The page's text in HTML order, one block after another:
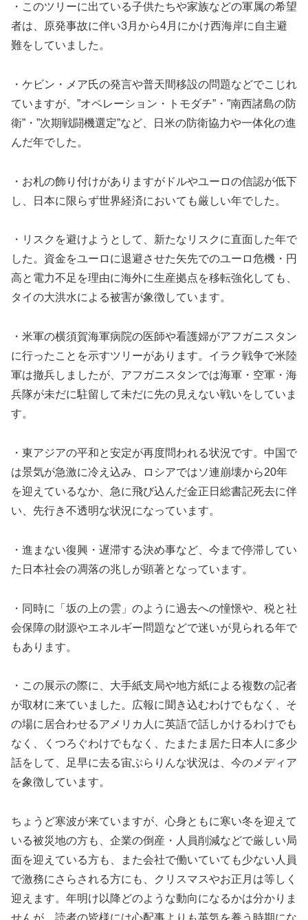
・このツリーに出ている子供たちや家族などの軍属の希望
者は、原発事故に伴い3月から4月にかけ西海岸に自主避
難をしていました。
・ケビン・メア氏の発言や普天間移設の問題などでこじれ
ていますが、”オペレーション・トモダチ”・”南西諸島の防
衛”・”次期戦闘機選定”など、日米の防衛協力や一体化の進
んだ年でした。
・お札の飾り付けがありますがドルやユーロの信認が低下
し、日本に限らず世界経済においても厳しい年でした。
・リスクを避けようとして、新たなリスクに直面した年で
した。資金をユーロに退避させた矢先でのユーロ危機・円
高と電力不足を理由に海外に生産拠点を移転強化しても、
タイの大洪水による被害が象徴しています。
・米軍の横須賀海軍病院の医師や看護婦がアフガニスタン
に行ったことを示すツリーがあります。イラク戦争で米陸
軍は撤兵しましたが、アフガニスタンでは海軍・空軍・海
兵隊が未だに駐留して未だに先の見えない戦いをしていま
す。
・東アジアの平和と安定が再度問われる状況です。中国で
は景気が急激に冷え込み、ロシアではソ連崩壊から20年
を迎えているなか、急に飛び込んだ金正日総書記死去に伴
い、先行き不透明な状況になっています。
・進まない復興・遅滞する決め事など、今まで停滞してい
た日本社会の凋落の兆しが顕著となっています。
・同時に「坂の上の雲」のように過去への憧憬や、税と社
会保障の財源やエネルギー問題などで迷いが見られる年で
もあります。
・この展示の際に、大手紙支局や地方紙による複数の記者
が取材に来ていました。広報に聞き込むわけでもなく、そ
の場に居合わせるアメリカ人に英語で話しかけるわけでも
なく、くつろぐわけでもなく、たまたま居た日本人に多少
話をして、足早に去る宙ぶらりんな状況は、今のメディア
を象徴しています。
ちょうど寒波が来ていますが、心身ともに寒い冬を迎えて
いる被災地の方も、企業の倒産・人員削減などで厳しい局
面を迎えている方も、また会社で働いていても少ない人員
で激務にさらされる方にも、クリスマスやお正月は等しく
迎えます。年明け以降どのような動向になるかは分かりま